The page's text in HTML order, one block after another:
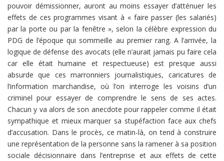
pouvoir démissionner, auront au moins essayer d’atténuer les
effets de ces programmes visant à « faire passer (les salariés)
par la porte ou par la fenêtre », selon la célèbre expression du
PDG de l’époque qui sommeille au premier rang. A l’arrivée, la
logique de défense des avocats (elle n’aurait jamais pu faire cela
car elle était humaine et respectueuse) est presque aussi
absurde que ces marronniers journalistiques, caricatures de
l’information marchandise, où l’on interroge les voisins d’un
criminel pour essayer de comprendre le sens de ses actes.
Chacun y va alors de son anecdote pour rappeler comme il était
sympathique et mieux marquer sa stupéfaction face aux chefs
d’accusation. Dans le procès, ce matin-là, on tend à construire
une représentation de la personne sans la ramener à sa position
sociale décisionnaire dans l’entreprise et aux effets de cette